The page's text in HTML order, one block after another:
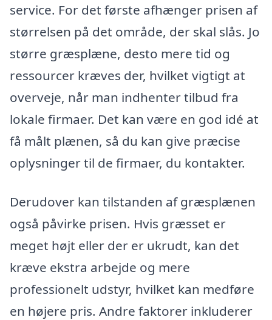
service. For det første afhænger prisen af
størrelsen på det område, der skal slås. Jo
større græsplæne, desto mere tid og
ressourcer kræves der, hvilket vigtigt at
overveje, når man indhenter tilbud fra
lokale firmaer. Det kan være en god idé at
få målt plænen, så du kan give præcise
oplysninger til de firmaer, du kontakter.
Derudover kan tilstanden af græsplænen
også påvirke prisen. Hvis græsset er
meget højt eller der er ukrudt, kan det
kræve ekstra arbejde og mere
professionelt udstyr, hvilket kan medføre
en højere pris. Andre faktorer inkluderer